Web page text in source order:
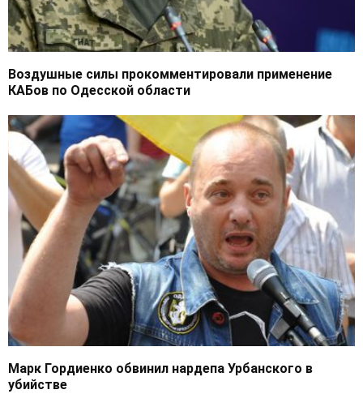
Воздушные силы прокомментировали применение
КАБов по Одесской области
Марк Гордиенко обвинил нардепа Урбанского в
убийстве